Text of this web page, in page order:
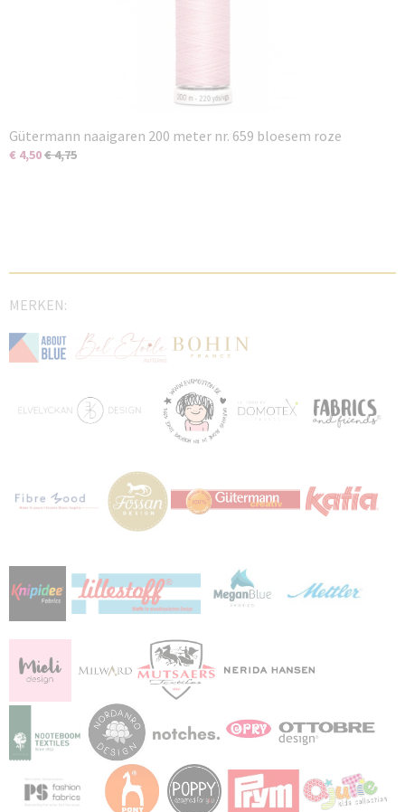
Gütermann naaigaren 200 meter nr. 659 bloesem roze
€ 4,50€ 4,75
MERKEN: